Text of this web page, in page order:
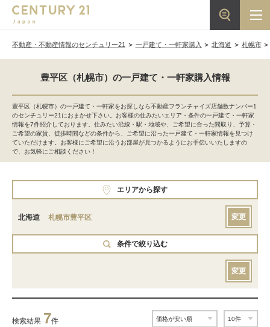
不動産・不動産情報のセンチュリー21 一戸建て・一軒家購入 北海道 札幌市
豊平区（札幌市）の一戸建て・一軒家購入情報
豊平区（札幌市）の一戸建て・一軒家をお探しなら不動産フランチャイズ店舗数ナンバー1
のセンチュリー21におまかせ下さい。お客様の住みたいエリア・条件の一戸建て・一軒家
情報を7件紹介しております。住みたい沿線・駅・地域や、ご希望に合った間取り、予算・
ご希望の家賃、徒歩時間などの条件から、ご希望に沿った一戸建て・一軒家情報を見つけ
ていただけます。お客様にご希望に沿うお部屋が見つかるようにお手伝いいたしますの
で、お気軽にご相談ください！
エリアから探す
北海道 札幌市豊平区 変更
条件で絞り込む
変更
検索結果 7件